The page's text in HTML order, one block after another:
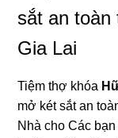
sắt an toàn
Gia Lai
Tiệm thợ khóa
mở két sắt an
Nhà cho Các